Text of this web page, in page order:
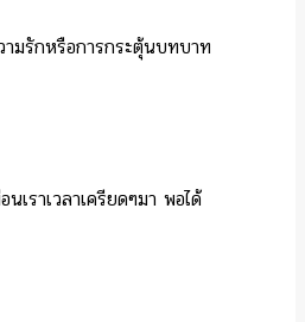
ามรักหรือการกระตุ้นบทบาท
เราเวลาเครียดๆมา พอได้